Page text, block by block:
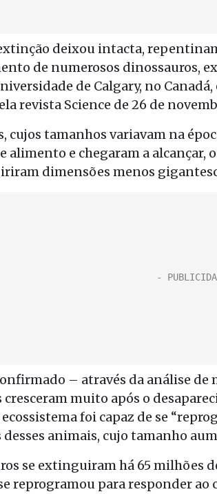
deixou intacta,
de numerosos dinossauros,
de Calgary, no
revista Science de 26 de
cujos tamanhos variavam na
alimento e chegaram a alcançar,
dimensões menos
– através da análise
cresceram muito após o
foi capaz de se
desses animais, cujo tamanho
se extinguiram há 65 milhões
reprogramou para responder